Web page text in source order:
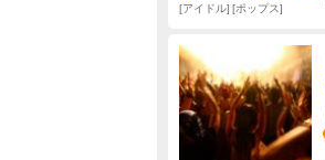
アイドル ポップス